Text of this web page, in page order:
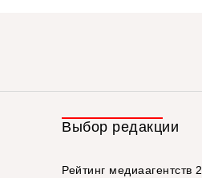
Выбор редакции
Рейтинг медиаагентств